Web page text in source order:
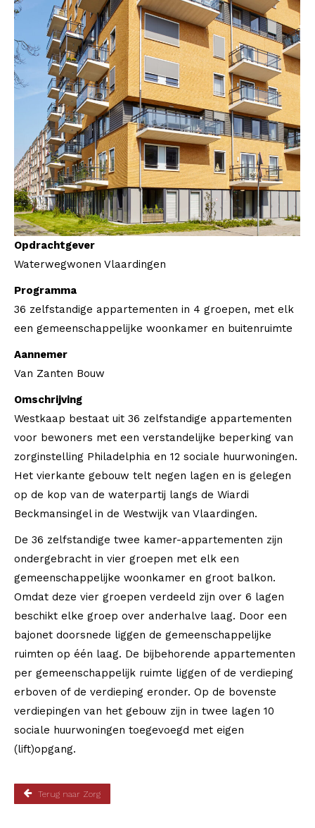
Opdrachtgever
Waterwegwonen Vlaardingen
Programma
36 zelfstandige appartementen in 4 groepen, met elk
een gemeenschappelijke woonkamer en buitenruimte
Aannemer
Van Zanten Bouw
Omschrijving
Westkaap bestaat uit 36 zelfstandige appartementen
voor bewoners met een verstandelijke beperking van
zorginstelling Philadelphia en 12 sociale huurwoningen.
Het vierkante gebouw telt negen lagen en is gelegen
op de kop van de waterpartij langs de Wiardi
Beckmansingel in de Westwijk van Vlaardingen.
De 36 zelfstandige twee kamer-appartementen zijn
ondergebracht in vier groepen met elk een
gemeenschappelijke woonkamer en groot balkon.
Omdat deze vier groepen verdeeld zijn over 6 lagen
beschikt elke groep over anderhalve laag. Door een
bajonet doorsnede liggen de gemeenschappelijke
ruimten op één laag. De bijbehorende appartementen
per gemeenschappelijk ruimte liggen of de verdieping
erboven of de verdieping eronder. Op de bovenste
verdiepingen van het gebouw zijn in twee lagen 10
sociale huurwoningen toegevoegd met eigen
(lift)opgang.
Terug naar Zorg